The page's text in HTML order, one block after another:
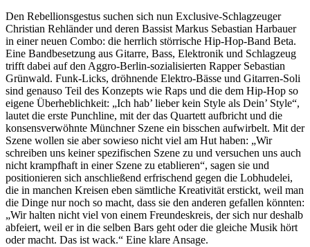
Den Rebellionsgestus suchen sich nun Exclusive-Schlagzeuger
Christian Rehländer und deren Bassist Markus Sebastian Harbauer
in einer neuen Combo: die herrlich störrische Hip-Hop-Band Beta.
Eine Bandbesetzung aus Gitarre, Bass, Elektronik und Schlagzeug
trifft dabei auf den Aggro-Berlin-sozialisierten Rapper Sebastian
Grünwald. Funk-Licks, dröhnende Elektro-Bässe und Gitarren-Soli
sind genauso Teil des Konzepts wie Raps und die dem Hip-Hop so
eigene Überheblichkeit: „Ich hab’ lieber kein Style als Dein’ Style“,
lautet die erste Punchline, mit der das Quartett aufbricht und die
konsensverwöhnte Münchner Szene ein bisschen aufwirbelt. Mit der
Szene wollen sie aber sowieso nicht viel am Hut haben: „Wir
schreiben uns keiner spezifischen Szene zu und versuchen uns auch
nicht krampfhaft in einer Szene zu etablieren“, sagen sie und
positionieren sich anschließend erfrischend gegen die Lobhudelei,
die in manchen Kreisen eben sämtliche Kreativität erstickt, weil man
die Dinge nur noch so macht, dass sie den anderen gefallen könnten:
„Wir halten nicht viel von einem Freundeskreis, der sich nur deshalb
abfeiert, weil er in die selben Bars geht oder die gleiche Musik hört
oder macht. Das ist wack.“ Eine klare Ansage.